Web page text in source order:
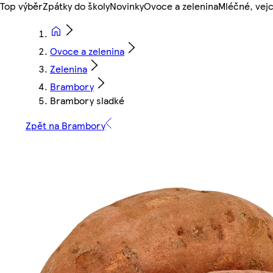
Top výběrZpátky do školyNovinkyOvoce a zeleninaMléčné,
Ovoce a zelenina
Zelenina
Brambory
Brambory sladké
Zpět na Brambory